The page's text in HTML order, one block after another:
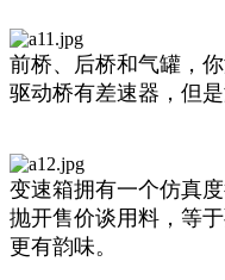
前桥、后桥和气罐，
驱动桥有差速器，但
变速箱拥有一个仿真
抛开售价谈用料，等
更有韵味。